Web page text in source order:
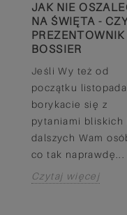
JAK NIE
NA ŚWIĘTA -
BOSSIER
Jeśli Wy też od
początku listopada
borykacie się z
pytaniami bliskich
dalszych Wam
co tak naprawdę...
Czytaj więcej